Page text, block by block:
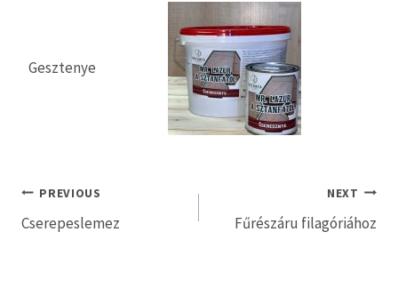
Gesztenye
Bejegyzés
navigáció
PREVIOUS
Cserepeslemez
NEXT
Fűrészáru filagóriához